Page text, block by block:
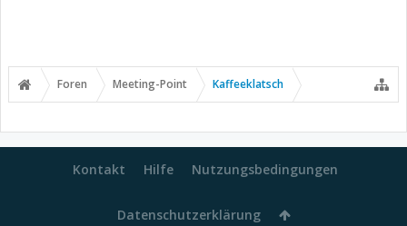
Foren Meeting-Point Kaffeeklatsch
Kontakt Hilfe Nutzungsbedingungen
Datenschutzerklärung